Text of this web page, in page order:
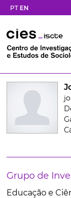
PT EN
Grupo de
Educação e